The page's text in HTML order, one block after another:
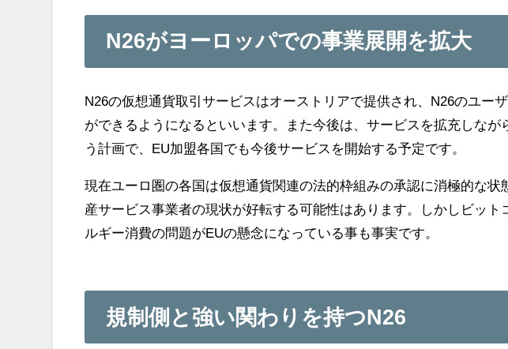
N26がヨーロッパでの事業展開を拡大
N26の仮想通貨取引サービスはオーストリアで提供され、N26のユー
ができるようになるといいます。また今後は、サービスを拡充しなが
う計画で、EU加盟各国でも今後サービスを開始する予定です。
現在ユーロ圏の各国は仮想通貨関連の法的枠組みの承認に消極的な状
産サービス事業者の現状が好転する可能性はあります。しかしビッ
ルギー消費の問題がEUの懸念になっている事も事実です。
規制側と強い関わりを持つN26